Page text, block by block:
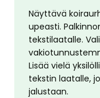
Näyttävä
upeasti.
tekstilaatalle.
Lisää vielä
tekstin laatalle,
jalustaan.